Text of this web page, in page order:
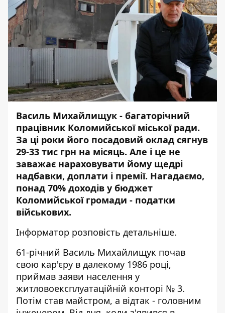
Василь Михайлищук - багаторічний
працівник Коломийської міської ради.
За ці роки його посадовий оклад сягнув
29-33 тис грн на місяць. Але і це не
заважає нараховувати йому щедрі
надбавки, доплати і премії. Нагадаємо,
понад 70% доходів у бюджет
Коломийської громади - податки
військових.
Інформатор розповість детальніше.
61-річний Василь Михайлищук почав
свою кар'єру в далекому 1986 році,
приймав заяви населення у
житловоексплуатаційній конторі № 3.
Потім став майстром, а відтак - головним